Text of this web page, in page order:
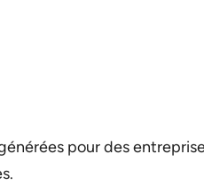
pour des